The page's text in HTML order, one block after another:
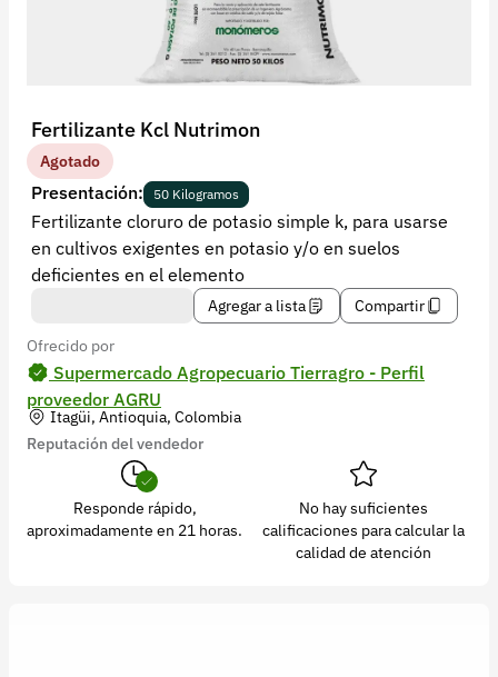
Fertilizante Kcl Nutrimon
Agotado
Presentación: 50 Kilogramos
Fertilizante cloruro de potasio simple k, para usarse
en cultivos exigentes en potasio y/o en suelos
deficientes en el elemento
Agregar a lista
Compartir
Ofrecido por
Supermercado Agropecuario Tierragro - Perfil
proveedor AGRU
Itagüi, Antioquia, Colombia
Reputación del vendedor
Responde rápido,
aproximadamente en 21 horas.
No hay suficientes
calificaciones para calcular la
calidad de atención
contacto@croper.com
© 2026 Croper.com Todos los derechos reservados
Versión 5.45.0
Síguenos